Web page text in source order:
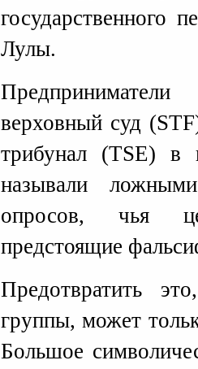
государственного
Лулы.
верховный суд
трибунал (TSE) в
называли
опросов, чья
предстоящие
Предотвратить
группы, может
Большое